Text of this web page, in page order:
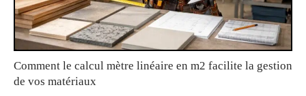
Comment le calcul mètre linéaire en m2 facilite la gestion
de vos matériaux